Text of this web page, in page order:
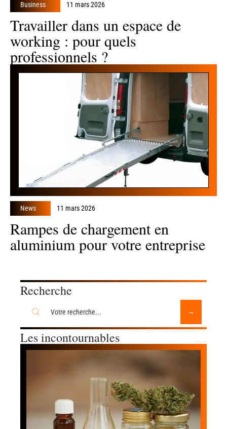
Business 11 mars 2026
Travailler dans un espace de
working : pour quels
professionnels ?
News 11 mars 2026
Rampes de chargement en
aluminium pour votre entreprise
Recherche
Les incontournables